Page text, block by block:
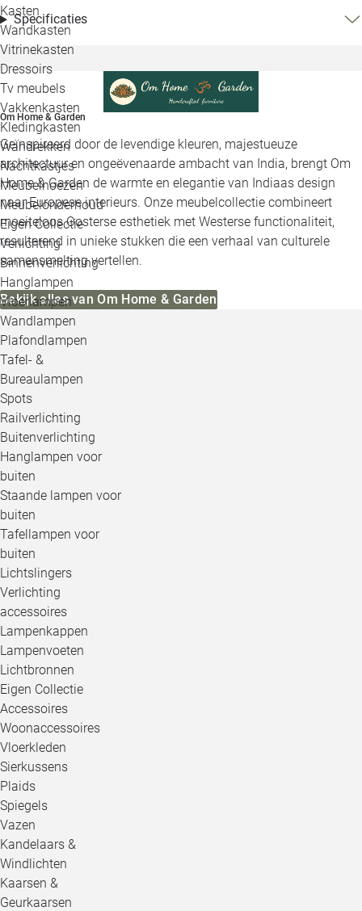
Kasten
Wandkasten
Vitrinekasten
Dressoirs
Tv meubels
Vakkenkasten
Kledingkasten
Wandrekken
Nachtkastjes
Meubelhoezen
Meubelonderhoud
Eigen Collectie
Verlichting
Binnenverlichting
Hanglampen
Vloerlampen
Wandlampen
Plafondlampen
Tafel- &
Bureaulampen
Spots
Railverlichting
Buitenverlichting
Hanglampen voor
buiten
Staande lampen voor
buiten
Tafellampen voor
buiten
Lichtslingers
Verlichting
accessoires
Lampenkappen
Lampenvoeten
Lichtbronnen
Eigen Collectie
Accessoires
Woonaccessoires
Vloerkleden
Sierkussens
Plaids
Spiegels
Vazen
Kandelaars &
Windlichten
Kaarsen &
Geurkaarsen
Specificaties
Om Home & Garden
Geïnspireerd door de levendige kleuren, majestueuze
architectuur en ongeëvenaarde ambacht van India, brengt Om
Home & Garden de warmte en elegantie van Indiaas design
naar Europese interieurs. Onze meubelcollectie combineert
moeiteloos Oosterse esthetiek met Westerse functionaliteit,
resulterend in unieke stukken die een verhaal van culturele
samensmelting vertellen.
Bekijk alles van Om Home & Garden